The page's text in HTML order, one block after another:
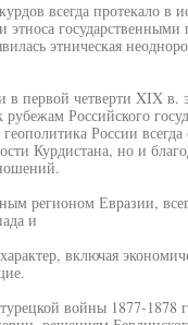
всегда протекало в
этноса
этническая
в первой четверти XIX в.
Российского
России всегда
Курдистана, но и
регионом Евразии,
и
включая
войны 1877-1878